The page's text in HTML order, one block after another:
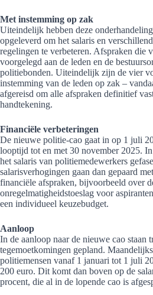
Met instemming op zak
Uiteindelijk hebben deze
opgeleverd om het salaris en
regelingen te verbeteren. Afspraken die
voorgelegd aan de leden en de
politiebonden. Uiteindelijk zijn de vier
instemming van de leden op zak –
afgereisd om alle afspraken definitief
handtekening.
Financiële verbeteringen
De nieuwe politie-cao gaat in op 1 juli
looptijd tot en met 30 november 2025.
het salaris van politiemedewerkers
salarisverhogingen gaan dan gepaard
financiële afspraken, bijvoorbeeld over
onregelmatigheidstoeslag voor
een individueel keuzebudget.
Aanloop
In de aanloop naar de nieuwe cao staan
tegemoetkomingen gepland.
politiemensen vanaf 1 januari tot 1 juli
200 euro. Dit komt dan boven op de
procent, die al in de lopende cao is